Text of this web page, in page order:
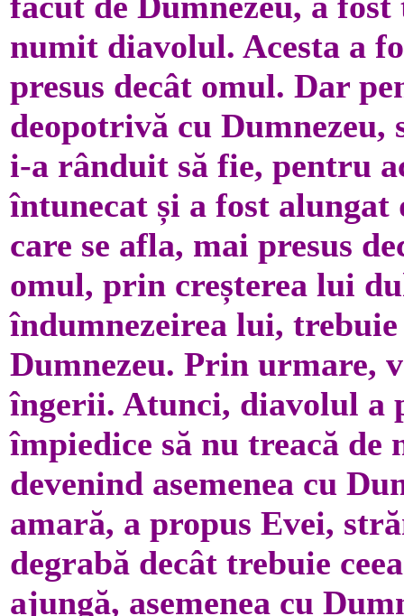
numit diavolul. Acesta a
presus decât omul. Dar
deopotrivă cu Dumnezeu,
i-a rânduit să fie, pentru
întunecat și a fost
care se afla, mai presus
omul, prin creșterea lui
îndumnezeirea lui, trebuie
Dumnezeu. Prin urmare,
îngerii. Atunci, diavolul a
împiedice să nu treacă
devenind asemenea cu
amară, a propus Evei,
degrabă decât trebuie
ajungă, asemenea cu